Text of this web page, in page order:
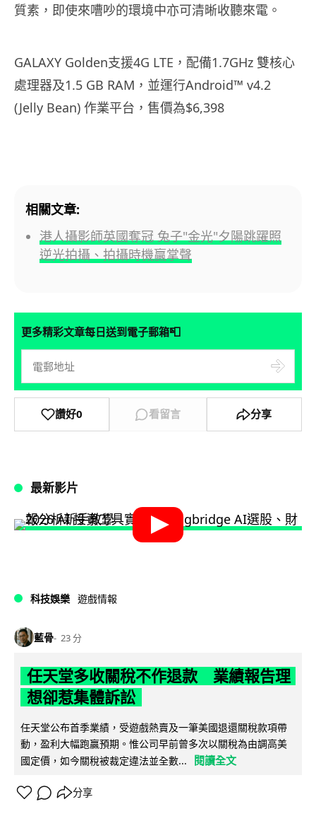
質素， 即使來嘈吵的環境中亦可清晰收聽來電。
GALAXY Golden支援4G LTE，配備1.7GHz 雙核心
處理器及1.5 GB RAM，並運行Android™ v4.2
(Jelly Bean) 作業平台，售價為$6,398
相關文章:
港人攝影師英國奪冠 兔子"金光"夕陽跳躍照
逆光拍攝、拍攝時機贏掌聲
更多精彩文章每日送到電子郵箱📮
讚好0 看留言 分享
最新影片
科技娛樂 遊戲情報
藍骨 23 分
任天堂多收關稅不作退款 業績報告理
想卻惹集體訴訟
任天堂公布首季業績，受遊戲熱賣及一筆美國退還關稅款項帶
動，盈利大幅跑贏預期。惟公司早前曾多次以關稅為由調高美
國定價，如今關稅被裁定違法並全數...
閱讀全文
分享